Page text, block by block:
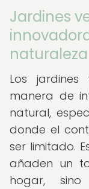
Jardines
Los jardines
manera de
natural,
donde el
ser limitado.
añaden un
hogar,